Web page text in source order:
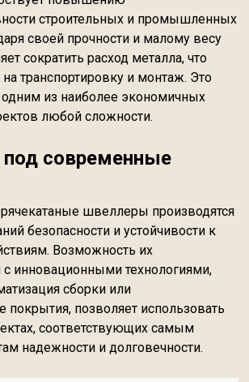
строительных и промышленных
своей прочности и малому весу
сократить расход металла, что
транспортировку и монтаж. Это
из наиболее экономичных
любой сложности.
современные
швеллеры производятся
безопасности и устойчивости к
Возможность их
инновационными технологиями,
сборки или
покрытия, позволяет использовать
соответствующих самым
надежности и долговечности.